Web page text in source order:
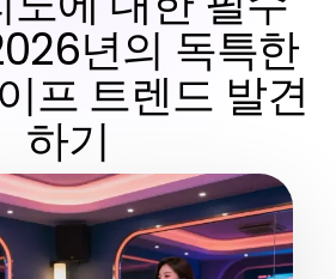
년의 독특한
프 트렌드 발견
하기